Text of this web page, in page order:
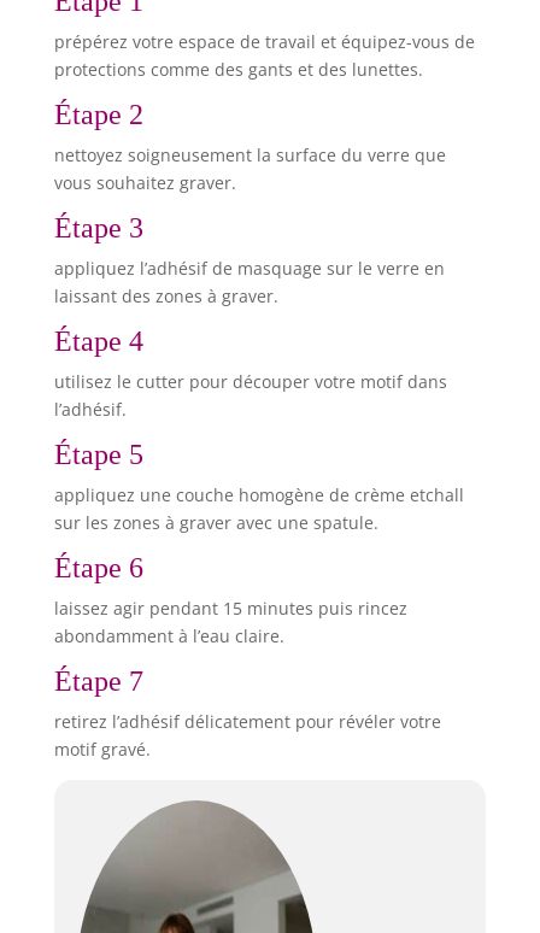
prépérez votre espace de travail et équipez-vous de
protections comme des gants et des lunettes.
Étape 2
nettoyez soigneusement la surface du verre que
vous souhaitez graver.
Étape 3
appliquez l’adhésif de masquage sur le verre en
laissant des zones à graver.
Étape 4
utilisez le cutter pour découper votre motif dans
l’adhésif.
Étape 5
appliquez une couche homogène de crème etchall
sur les zones à graver avec une spatule.
Étape 6
laissez agir pendant 15 minutes puis rincez
abondamment à l’eau claire.
Étape 7
retirez l’adhésif délicatement pour révéler votre
motif gravé.